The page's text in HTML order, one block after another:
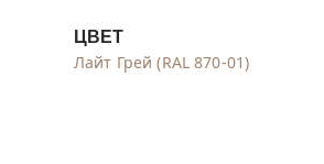
ЦВЕТ
Лайт Грей (RAL 870-01)